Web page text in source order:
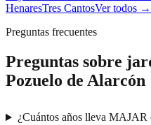
HenaresTres CantosVer todos →
Preguntas frecuentes
Preguntas sobre
Pozuelo de Alarcón
¿Cuántos años lleva MAJAR